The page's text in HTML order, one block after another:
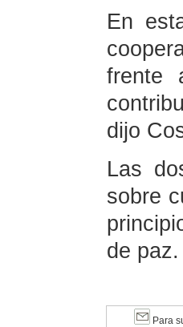
En
frente
dijo
Las
sobre
de paz.
Para